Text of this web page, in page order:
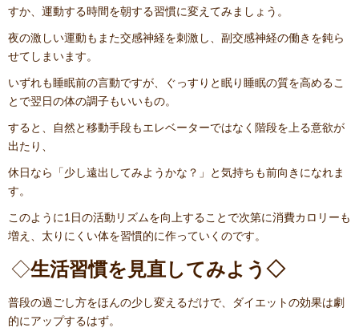
すか、運動する時間を朝する習慣に変えてみましょう。
夜の激しい運動もまた交感神経を刺激し、副交感神経の働きを鈍ら
せてしまいます。
いずれも睡眠前の言動ですが、ぐっすりと眠り睡眠の質を高めるこ
とで翌日の体の調子もいいもの。
すると、自然と移動手段もエレベーターではなく階段を上る意欲が
出たり、
休日なら「少し遠出してみようかな？」と気持ちも前向きになれま
す。
このように1日の活動リズムを向上することで次第に消費カロリーも
増え、太りにくい体を習慣的に作っていくのです。
◇生活習慣を見直してみよう◇
普段の過ごし方をほんの少し変えるだけで、ダイエットの効果は劇
的にアップするはず。